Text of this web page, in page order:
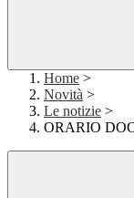
Home >
Novità >
Le notizie >
ORARIO